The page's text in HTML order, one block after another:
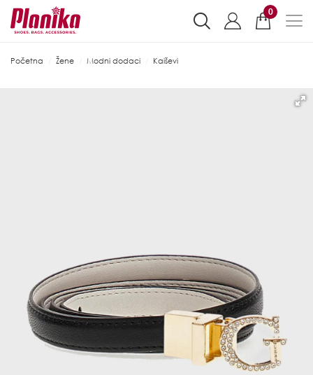
0
Početna Žene Modni dodaci Kaiševi